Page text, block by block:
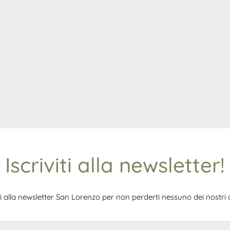
Iscriviti alla newsletter!
alla newsletter San Lorenzo per non perderti nessuno dei nostri